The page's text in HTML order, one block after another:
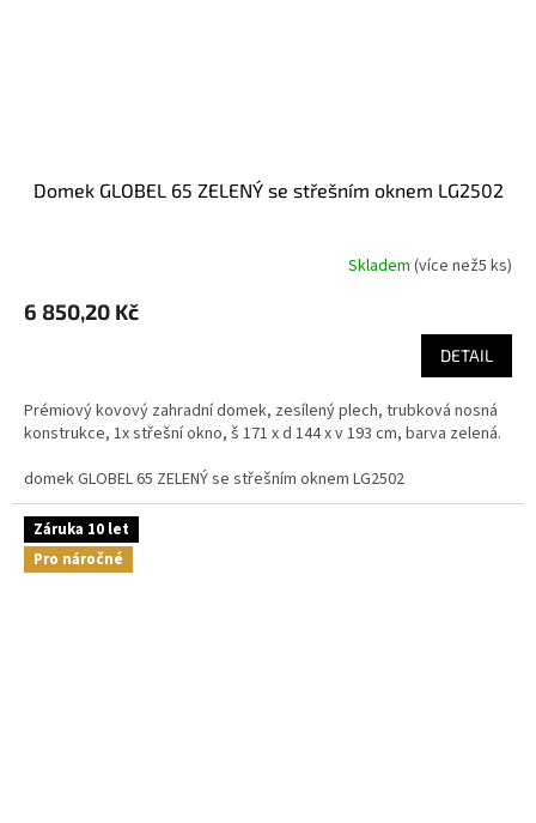
domek GLOBEL 65 ZELENÝ se střešním oknem LG2502
Skladem (více než5 ks)
6 850,20 Kč
DETAIL
Prémiový kovový zahradní domek, zesílený plech, trubková nosná
konstrukce, 1x střešní okno, š 171 x d 144 x v 193 cm, barva zelená.
domek GLOBEL 65 ZELENÝ se střešním oknem LG2502
Záruka 10 let
Pro náročné